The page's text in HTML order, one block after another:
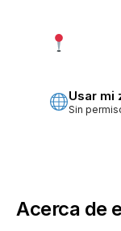
Usar mi
Sin
Acerca de